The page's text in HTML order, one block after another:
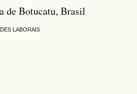
de Botucatu, Brasil
LABORAIS